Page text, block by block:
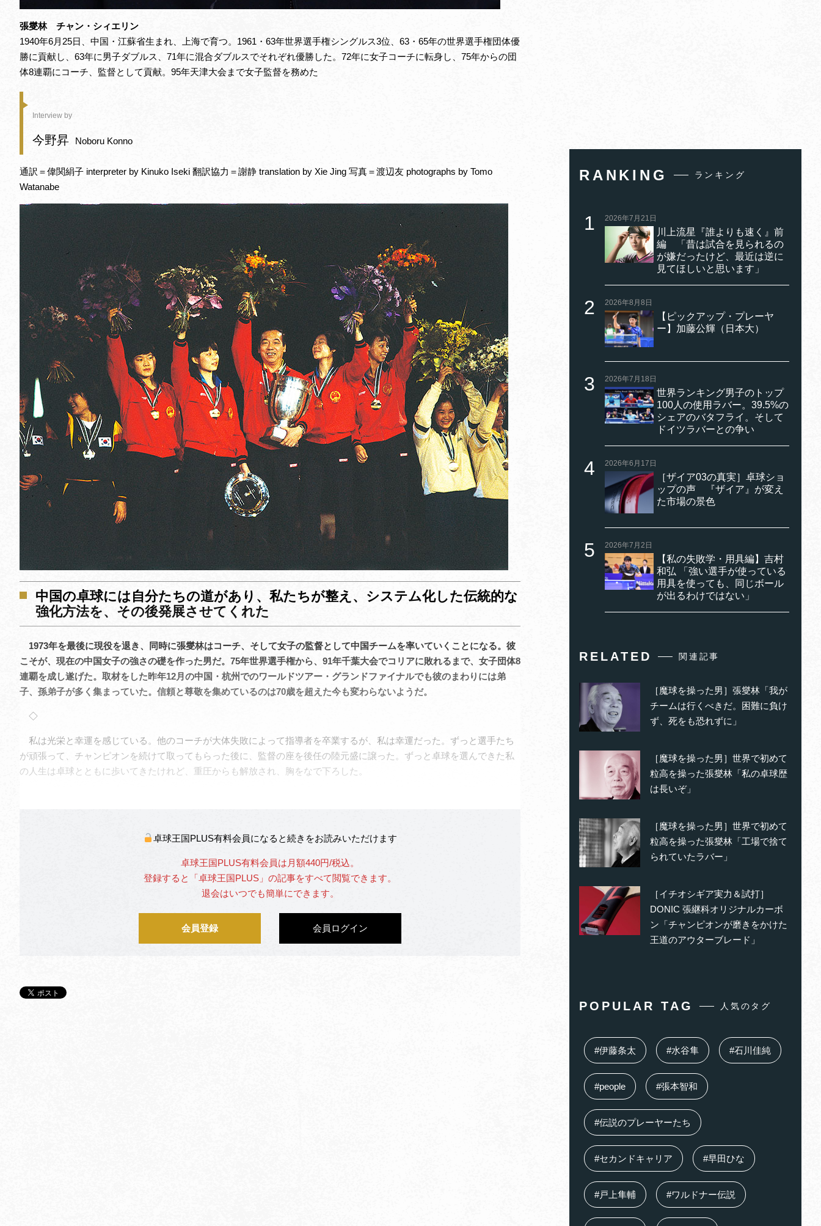
張燮林 チャン・シィエリン
1940年6月25日、中国・江蘇省生まれ、上海で育つ。1961・63年世界選手権シングルス3位、63・65年の世界選手権団体優
勝に貢献し、63年に男子ダブルス、71年に混合ダブルスでそれぞれ優勝した。72年に女子コーチに転身し、75年からの団
体8連覇にコーチ、監督として貢献。95年天津大会まで女子監督を務めた
Interview by
今野昇 Noboru Konno
通訳＝偉関絹子 interpreter by Kinuko Iseki 翻訳協力＝謝静 translation by Xie Jing 写真＝渡辺友 photographs by Tomo
Watanabe
中国の卓球には自分たちの道があり、私たちが整え、システム化した伝統的な
強化方法を、その後発展させてくれた
1973年を最後に現役を退き、同時に張燮林はコーチ、そして女子の監督として中国チームを率いていくことになる。彼
こそが、現在の中国女子の強さの礎を作った男だ。75年世界選手権から、91年千葉大会でコリアに敗れるまで、女子団体8
連覇を成し遂げた。取材をした昨年12月の中国・杭州でのワールドツアー・グランドファイナルでも彼のまわりには弟
子、孫弟子が多く集まっていた。信頼と尊敬を集めているのは70歳を超えた今も変わらないようだ。
◇
私は光栄と幸運を感じている。他のコーチが大体失敗によって指導者を卒業するが、私は幸運だった。ずっと選手たち
が頑張って、チャンピオンを続けて取ってもらった後に、監督の座を後任の陸元盛に譲った。ずっと卓球を選んできた私
の人生は卓球とともに歩いてきたけれど、重圧からも解放され、胸をなで下ろした。
卓球王国PLUS有料会員になると続きをお読みいただけます
卓球王国PLUS有料会員は月額440円/税込。
登録すると「卓球王国PLUS」の記事をすべて閲覧できます。
退会はいつでも簡単にできます。
会員登録 会員ログイン
RANKING ランキング
2026年7月21日
川上流星『誰よりも速く』前
編 「昔は試合を見られるの
が嫌だったけど、最近は逆に
見てほしいと思います」
2026年8月8日
【ピックアップ・プレーヤ
ー】加藤公輝（日本大）
2026年7月18日
世界ランキング男子のトップ
100人の使用ラバー。39.5%の
シェアのバタフライ。そして
ドイツラバーとの争い
2026年6月17日
［ザイア03の真実］卓球ショ
ップの声 『ザイア』が変え
た市場の景色
2026年7月2日
【私の失敗学・用具編】吉村
和弘 「強い選手が使っている
用具を使っても、同じボール
が出るわけではない」
RELATED 関連記事
［魔球を操った男］張燮林「我が
チームは行くべきだ。困難に負け
ず、死をも恐れずに」
［魔球を操った男］世界で初めて
粒高を操った張燮林「私の卓球歴
は長いぞ」
［魔球を操った男］世界で初めて
粒高を操った張燮林「工場で捨て
られていたラバー」
［イチオシギア実力＆試打］
DONIC 張継科オリジナルカーボ
ン「チャンピオンが磨きをかけた
王道のアウターブレード」
POPULAR TAG 人気のタグ
#伊藤条太 #水谷隼 #石川佳純
#people #張本智和
#伝説のプレーヤーたち
#セカンドキャリア #早田ひな
#戸上隼輔 #ワルドナー伝説